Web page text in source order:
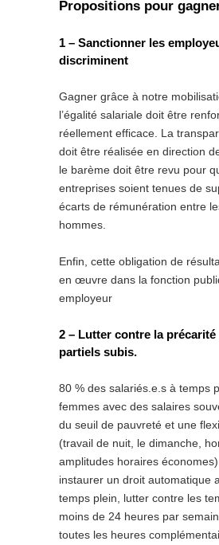
Propositions pour
1 – Sanctionner les
discriminent
Gagner grâce à notre
l’égalité salariale doit être
réellement efficace. La
doit être réalisée en direction
le barème doit être revu pour
entreprises soient tenues de
écarts de rémunération entre
hommes.
Enfin, cette obligation de
en œuvre dans la fonction
employeur
2 – Lutter contre la précarité
partiels subis.
80 % des salariés.e.s à temps
femmes avec des salaires
du seuil de pauvreté et une
(travail de nuit, le dimanche,
amplitudes horaires
instaurer un droit automatique
temps plein, lutter contre les
moins de 24 heures par
toutes les heures